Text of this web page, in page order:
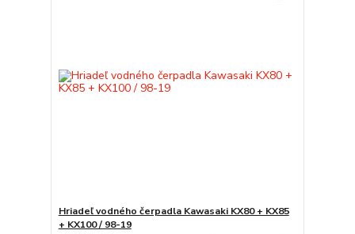
Hriadeľ vodného čerpadla Kawasaki KX80 + KX85
+ KX100 / 98-19